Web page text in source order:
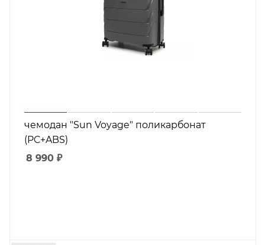
чемодан "Sun Voyage" поликарбонат
(PC+ABS)
8 990 ₽